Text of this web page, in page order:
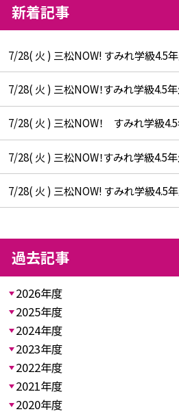
新着記事
7/28( 火 ) 三松NOW! すみれ学級
7/28( 火 ) 三松NOW！すみれ学級
7/28( 火 ) 三松NOW！ すみれ学級
7/28( 火 ) 三松NOW！すみれ学級
7/28( 火 ) 三松NOW! すみれ学級
過去記事
2026年度
2025年度
2024年度
2023年度
2022年度
2021年度
2020年度